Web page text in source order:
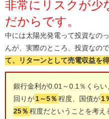
非常にリスクが少
だからです。
中には太陽光発電って投資なの
んが、実際のところ、投資なので
て、リターンとして売電収益を得
銀行金利が0.01～0.1％くら
回りが1～5％程度、国債が1
25％程度だということを考え